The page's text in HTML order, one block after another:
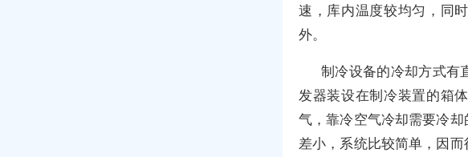
速，库内温度较均匀，同
外。
制冷设备的冷却方式有
发器装设在制冷装置的箱
气，靠冷空气冷却需要冷
差小，系统比较简单，因